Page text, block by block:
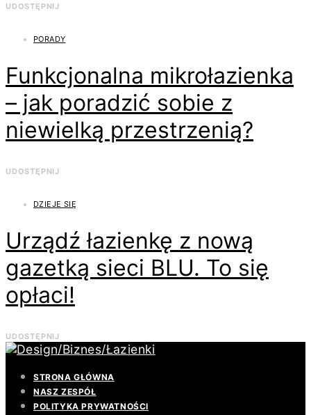
UDOSTĘPNIJ
PORADY
Funkcjonalna mikrołazienka
– jak poradzić sobie z
niewielką przestrzenią?
UDOSTĘPNIJ
DZIEJE SIĘ
Urządź łazienkę z nową
gazetką sieci BLU. To się
opłaci!
UDOSTĘPNIJ
STRONA GŁÓWNA
NASZ ZESPÓŁ
POLITYKA PRYWATNOŚCI